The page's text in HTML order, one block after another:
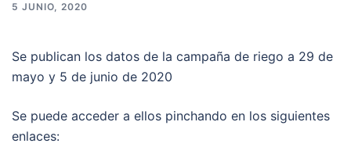
5 JUNIO, 2020
Se publican los datos de la campaña de riego a 29 de
mayo y 5 de junio de 2020
Se puede acceder a ellos pinchando en los siguientes
enlaces: